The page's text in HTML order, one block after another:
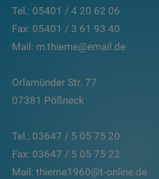
Tel.: 05401 / 4 20 62 06
Fax: 05401 / 3 61 93 40
Mail: m.thieme@email.de
Orlamünder Str. 77
07381 Pößneck
Tel.: 03647 / 5 05 75 20
Fax: 03647 / 5 05 75 22
Mail: thieme1960@t-online.de